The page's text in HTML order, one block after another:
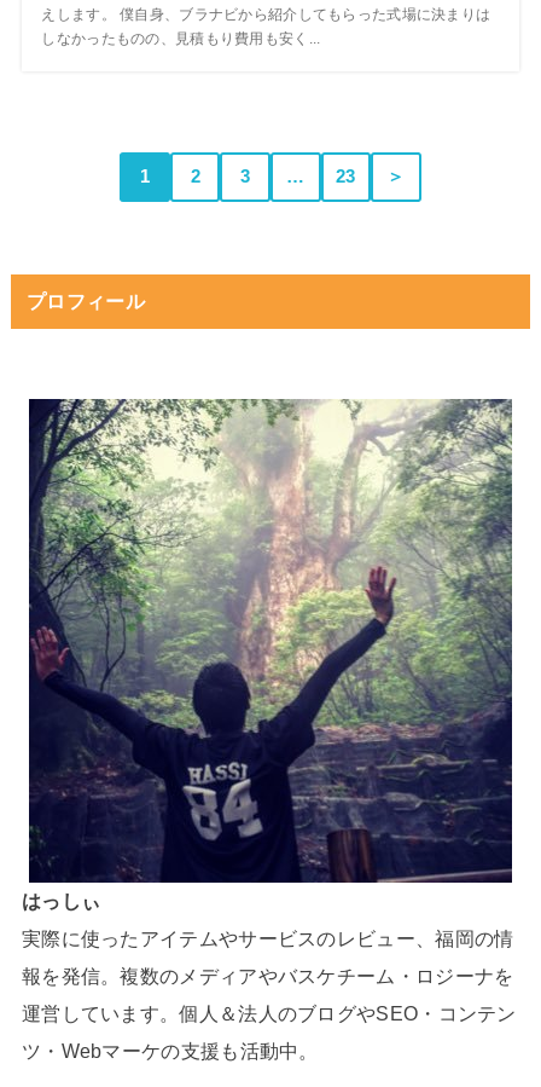
えします。 僕自身、ブラナビから紹介してもらった式場に決まりは
しなかったものの、見積もり費用も安く...
1 2 3 … 23 ＞
プロフィール
はっしぃ
実際に使ったアイテムやサービスのレビュー、福岡の情
報を発信。複数のメディアやバスケチーム・ロジーナを
運営しています。個人＆法人のブログやSEO・コンテン
ツ・Webマーケの支援も活動中。